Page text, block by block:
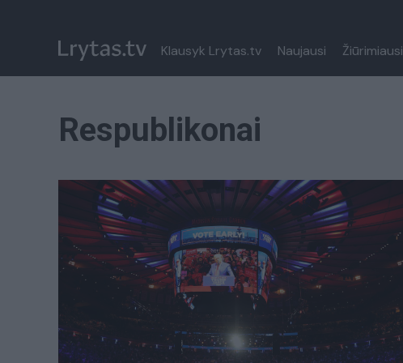
Klausyk Lrytas.tv Naujausi Žiūrimiausi
Respublikonai